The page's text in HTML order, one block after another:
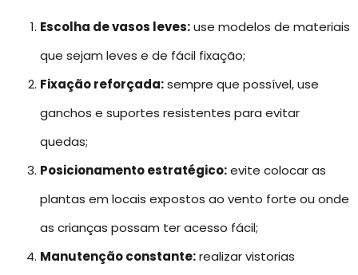
Escolha de vasos leves:use modelos de materiais
que sejam leves e de fácil fixação;
Fixação reforçada:sempre que possível, use
ganchos e suportes resistentes para evitar
quedas;
Posicionamento estratégico:evite colocar as
plantas em locais expostos ao vento forte ou onde
as crianças possam ter acesso fácil;
Manutenção constante:realizar vistorias